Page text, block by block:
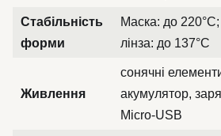
Стабільність
форми
Маска: до
лінза: до 137°C
Живлення
сонячні
акумулятор,
Micro-USB